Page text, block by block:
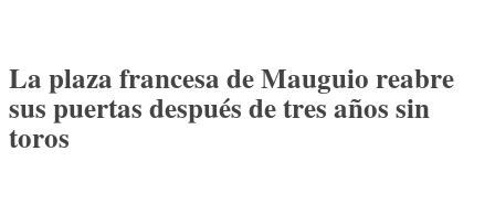
La plaza francesa de Mauguio reabre
sus puertas después de tres años sin
toros